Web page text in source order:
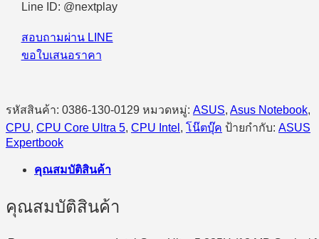
Core
5
225H/16GB/512GB
SSD/16.0″
(Gentle
Grey)
ชิ้น
Line ID: @nextplay
สอบถามผ่าน LINE
ขอใบเสนอราคา
รหัสสินค้า: 0386-130-0129 หมวดหมู่: ASUS, Asus Notebook,
CPU, CPU Core Ultra 5, CPU Intel , โน๊ตบุ๊ค ป้ายกำกับ: ASUS
Expertbook
คุณสมบัติสินค้า
คุณสมบัติสินค้า